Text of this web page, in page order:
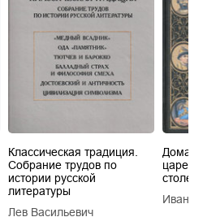
Классическая традиция.
Собрание трудов по
истории русской
литературы
Лев Васильевич
царей
Иван